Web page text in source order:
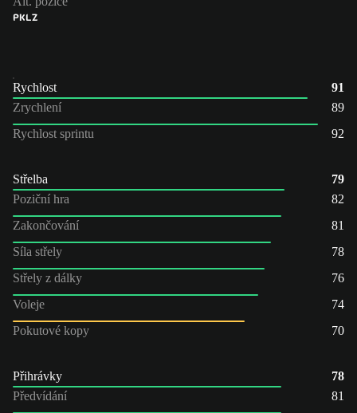
PKLZ
Rychlost
91
Zrychlení
89
Rychlost sprintu
92
Střelba
79
Poziční hra
82
Zakončování
81
Síla střely
78
Střely z dálky
76
Voleje
74
Pokutové kopy
70
Přihrávky
78
Předvídání
81